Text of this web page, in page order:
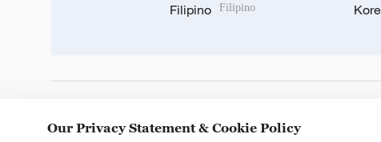
Filipino Filipino
Our Privacy Statement & Cookie Policy